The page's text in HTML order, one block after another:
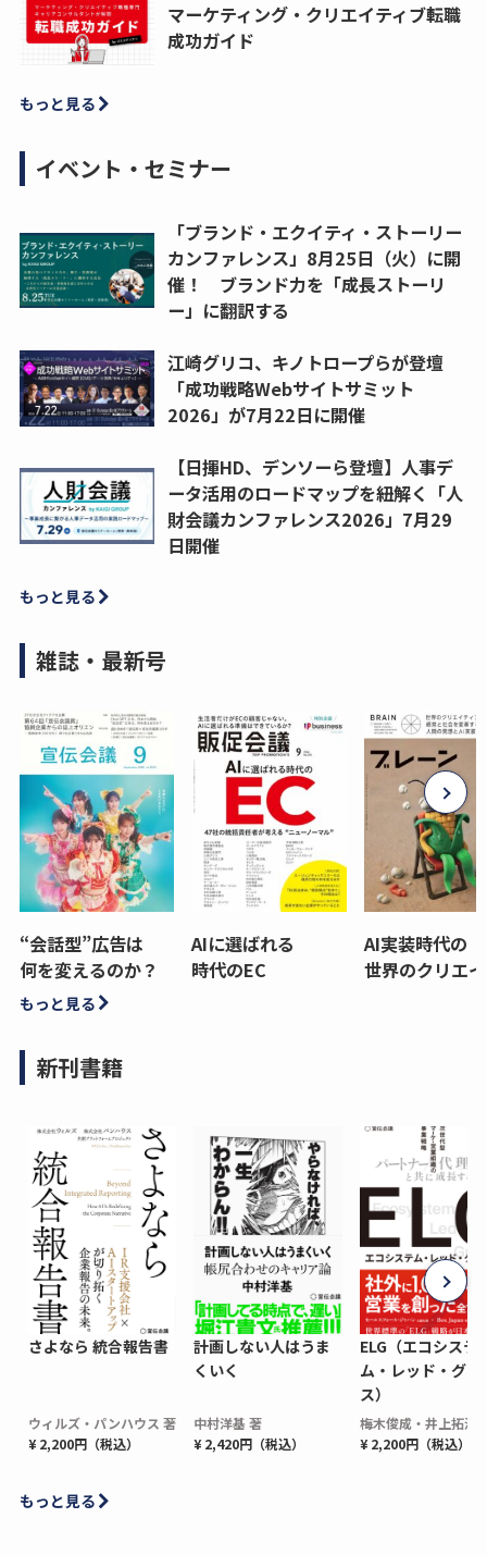
マーケティング・クリエイティブ転職
成功ガイド
もっと見る
イベント・セミナー
「ブランド・エクイティ・ストーリー
カンファレンス」8月25日（火）に開
催！ ブランド力を「成長ストーリ
ー」に翻訳する
江崎グリコ、キノトロープらが登壇
「成功戦略Webサイトサミット
2026」が7月22日に開催
【日揮HD、デンソーら登壇】人事デ
ータ活用のロードマップを紐解く「人
財会議カンファレンス2026」7月29
日開催
もっと見る
雑誌・最新号
“会話型”広告は
何を変えるのか？
AIに選ばれる
時代のEC
AI実装時代の
世界のクリエ
もっと見る
新刊書籍
さよなら 統合報告書
ウィルズ・パンハウス 著
¥ 2,200円（税込）
計画しない人はうま
くいく
中村洋基 著
¥ 2,420円（税込）
ELG（エコシステ
ム・レッド・グロ
ス）
梅木俊成・井上拓海
¥ 2,200円（税込）
もっと見る